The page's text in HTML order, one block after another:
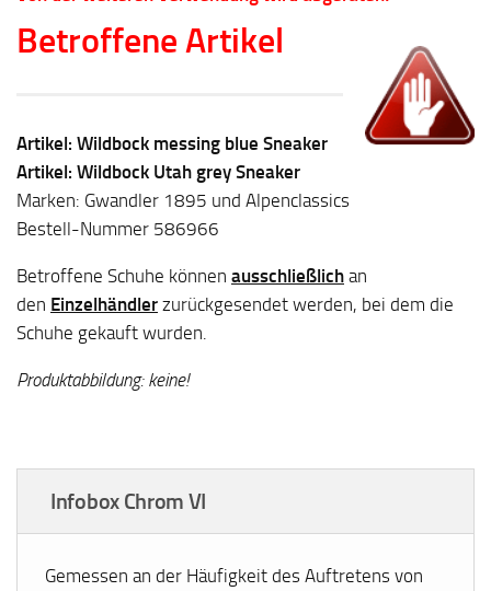
Betroffene Artikel
Artikel: Wildbock messing blue Sneaker
Artikel: Wildbock Utah grey Sneaker
Marken: Gwandler 1895 und Alpenclassics
Bestell-Nummer 586966
Betroffene Schuhe können ausschließlich an
den Einzelhändler zurückgesendet werden, bei dem die
Schuhe gekauft wurden.
Produktabbildung: keine!
Infobox Chrom VI
Gemessen an der Häufigkeit des Auftretens von